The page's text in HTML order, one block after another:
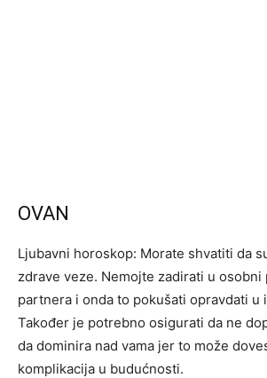
OVAN
Ljubavni horoskop: Morate shvatiti da
zdrave veze. Nemojte zadirati u osobni
partnera i onda to pokušati opravdati u
Također je potrebno osigurati da ne
da dominira nad vama jer to može
komplikacija u budućnosti.